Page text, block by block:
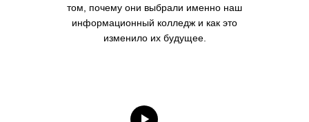
том, почему они выбрали именно наш
информационный колледж и как это
изменило их будущее.